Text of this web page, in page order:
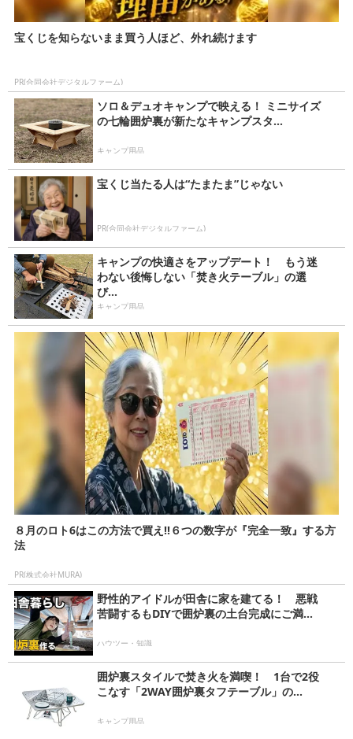
宝くじを知らないまま買う人ほど、外れ続けます
PR(合同会社デジタルファーム)
ソロ＆デュオキャンプで映える！ ミニサイズ
の七輪囲炉裏が新たなキャンプスタ...
キャンプ用品
宝くじ当たる人は“たまたま”じゃない
PR(合同会社デジタルファーム)
キャンプの快適さをアップデート！ もう迷
わない後悔しない「焚き火テーブル」の選
び...
キャンプ用品
８月のロト6はこの方法で買え!!６つの数字が『完全一致』する方
法
PR(株式会社MURA)
野性的アイドルが田舎に家を建てる！ 悪戦
苦闘するもDIYで囲炉裏の土台完成にご満...
ハウツー・知識
囲炉裏スタイルで焚き火を満喫！ 1台で2役
こなす「2WAY囲炉裏タフテーブル」の...
キャンプ用品